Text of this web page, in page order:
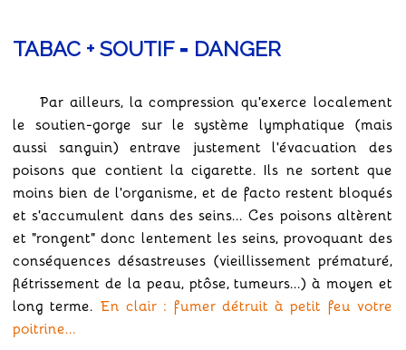
TABAC + SOUTIF = DANGER
Par ailleurs, la compression qu'exerce localement
le soutien-gorge sur le système lymphatique (mais
aussi sanguin) entrave justement l'évacuation des
poisons que contient la cigarette. Ils ne sortent que
moins bien de l'organisme, et de facto restent bloqués
et s'accumulent dans des seins... Ces poisons altèrent
et "rongent" donc lentement les seins, provoquant des
conséquences désastreuses (vieillissement prématuré,
flétrissement de la peau, ptôse, tumeurs...) à moyen et
long terme. En clair : fumer détruit à petit feu votre
poitrine...